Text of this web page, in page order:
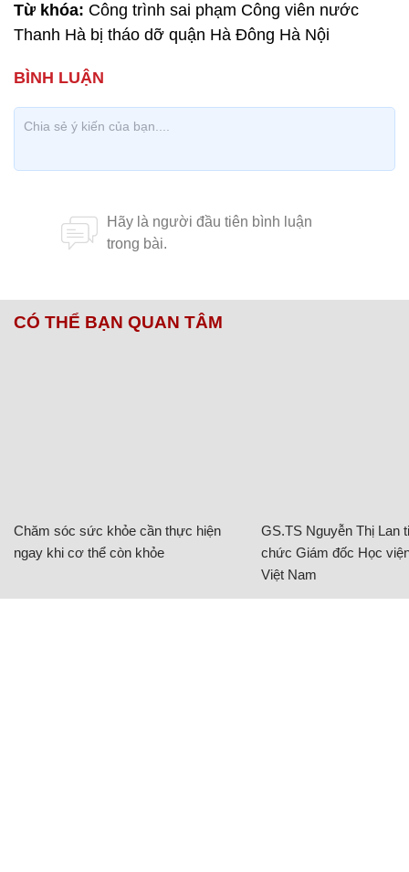
Từ khóa: Công trình sai phạm Công viên nước
Thanh Hà bị tháo dỡ quận Hà Đông Hà Nội
CÓ THỂ BẠN QUAN TÂM
Chăm sóc sức khỏe cần thực hiện
ngay khi cơ thể còn khỏe
GS.TS Nguyễn Thị Lan
chức Giám đốc Học
Việt Nam